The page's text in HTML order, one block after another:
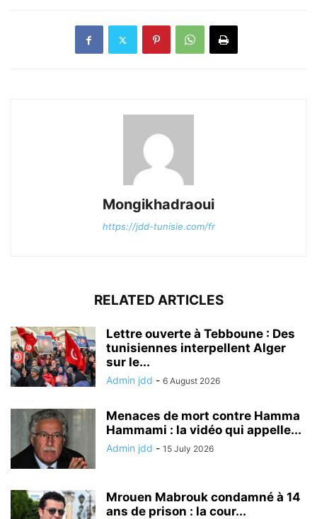
Mongikhadraoui
https://jdd-tunisie.com/fr
RELATED ARTICLES
Lettre ouverte à Tebboune : Des
tunisiennes interpellent Alger
sur le...
Admin jdd - 6 August 2026
Menaces de mort contre Hamma
Hammami : la vidéo qui appelle...
Admin jdd - 15 July 2026
Mrouen Mabrouk condamné à 14
ans de prison : la cour...